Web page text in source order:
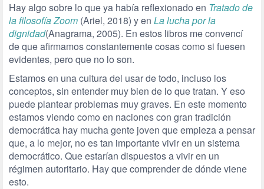
Hay algo sobre lo que ya había reflexionado en Tratado de
la filosofía Zoom (Ariel, 2018) y en La lucha por la
dignidad(Anagrama, 2005). En estos libros me convencí
de que afirmamos constantemente cosas como si fuesen
evidentes, pero que no lo son.
Estamos en una cultura del usar de todo, incluso los
conceptos, sin entender muy bien de lo que tratan. Y eso
puede plantear problemas muy graves. En este momento
estamos viendo como en naciones con gran tradición
democrática hay mucha gente joven que empieza a pensar
que, a lo mejor, no es tan importante vivir en un sistema
democrático. Que estarían dispuestos a vivir en un
régimen autoritario. Hay que comprender de dónde viene
esto.